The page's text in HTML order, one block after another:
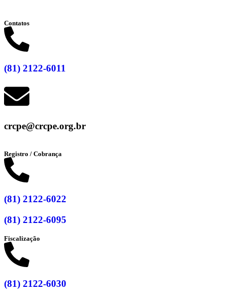
Contatos
(81) 2122-6011
crcpe@crcpe.org.br
Registro / Cobrança
(81) 2122-6022
(81) 2122-6095
Fiscalização
(81) 2122-6030